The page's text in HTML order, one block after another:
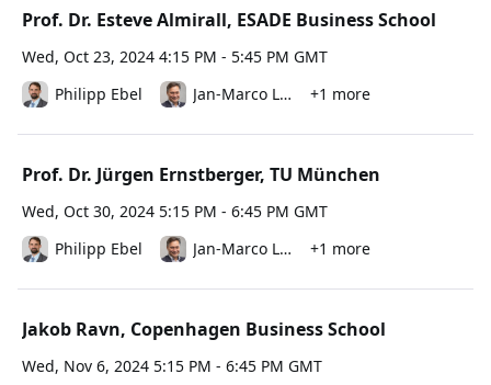
Prof. Dr. Esteve Almirall, ESADE Business School
Wed, Oct 23, 2024 4:15 PM - 5:45 PM GMT
Philipp Ebel
Jan-Marco Leimeister
+1 more
Prof. Dr. Jürgen Ernstberger, TU München
Wed, Oct 30, 2024 5:15 PM - 6:45 PM GMT
Philipp Ebel
Jan-Marco Leimeister
+1 more
Jakob Ravn, Copenhagen Business School
Wed, Nov 6, 2024 5:15 PM - 6:45 PM GMT